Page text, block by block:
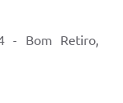
- Bom Retiro,